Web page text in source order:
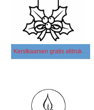
Kerstkaarsen gratis afdrukbaar voor kinderen